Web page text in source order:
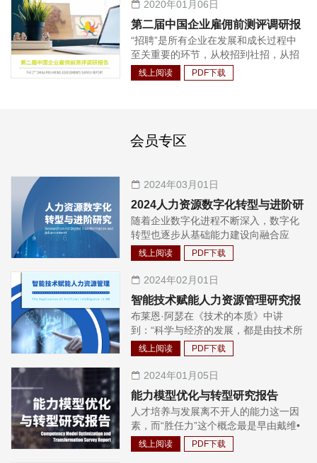
度也更好。因此，人才盘点逐渐成为各
个企业做好人才管理工作不可或缺的一
环，其盘点的结果也被广泛应用在人力
资源规划制定、薪酬调整、奖金分配、
发展方案制定、员工职业生涯规划和人
才配置等各个方面。
为稀缺与热门的人才，招聘更是需要长
期经营的工作。另外，随着技术与招聘
的结合程度的加深，利用招聘系统对整
个招聘流程和人才进行管理也渐渐成为
大量企业的选择。人才库在绝大多数情
2020年01月06日
第二届中国企业雇佣前测评调研报
告
“招聘”是所有企业在发展和成长过程中
至关重要的环节，从校招到社招，从招
聘基层员工到招聘公司高管，企业HR
都有一个共同的目标，那就是找到合适
测评工具。
线上阅读 PDF下载
会员专区
2024年03月01日
2024人力资源数字化转型与进阶研
究
随着企业数字化进程不断深入，数字化
转型也逐步从基础能力建设向融合应
用、从规模扩张向质效提升的新的阶段
迈进。在这个背景下，人力资源数字化
也面临新形势: 一方面，行业数字化成
熟度参差不齐，需要根据不同阶段特征
更有针对性地提升效能; 另一方面，HR
数字化需更多与业务实现深度融合，真
正发挥业务赋能作用。 基于以上市场发
展态势，本报告更多从两个方面进行探
阶段的特征，以及如何有针对性提升效
能；二是聚焦HR与业务数字化转型的深
度协同，探讨HR 如何进行业务赋能。
线上阅读 PDF下载
2024年02月01日
智能技术赋能人力资源管理研究报
告
布莱恩·阿瑟在《技术的本质》中讲
到：“科学与经济的发展，都是由技术所
驱动的。技术给我们带来了舒适的生活
和无尽的财富，也成就了经济的繁荣。
我们的世界因技术而改变。”诚然，无论
是在经济学理论中技术要素对于生产函
数的改变，还是在现实中技术对于人类
生产生活的改变，都证实了技术的重要
力量。 在2023年，生成式人工智能
（Generative Artificial Intelligence）无
线上阅读 PDF下载
2024年01月05日
能力模型优化与转型研究报告
人才培养与发展离不开人的能力这一因
素，而“胜任力”这个概念最是早由戴维•
麦克利兰（David McClelland）于1973
年正式提出，胜任力模型也曾经风靡一
线上阅读 PDF下载